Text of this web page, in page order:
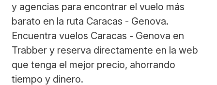
y agencias para encontrar el vuelo más
barato en la ruta Caracas - Genova.
Encuentra vuelos Caracas - Genova en
Trabber y reserva directamente en la web
que tenga el mejor precio, ahorrando
tiempo y dinero.